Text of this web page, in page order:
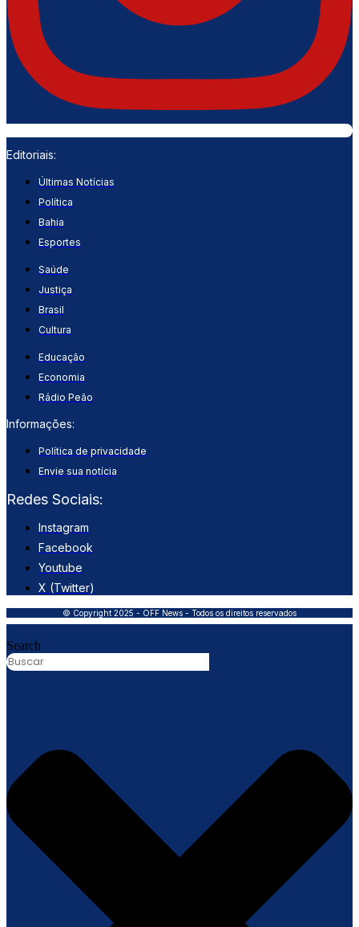
Editoriais:
Últimas Notícias
Política
Bahia
Esportes
Saúde
Justiça
Brasil
Cultura
Educação
Economia
Rádio Peão
Informações:
Política de privacidade
Envie sua notícia
Redes Sociais:
Instagram
Facebook
Youtube
X (Twitter)
© Copyright 2025 - OFF News - Todos os direitos reservados
Search